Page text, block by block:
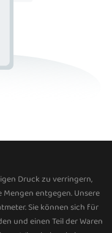
Druck zu verringern,
entgegen. Unsere
Sie können sich für
und einen Teil der Waren